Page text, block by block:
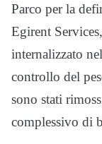
Parco per la
Egirent
internalizzato
controllo del
sono stati
complessivo di